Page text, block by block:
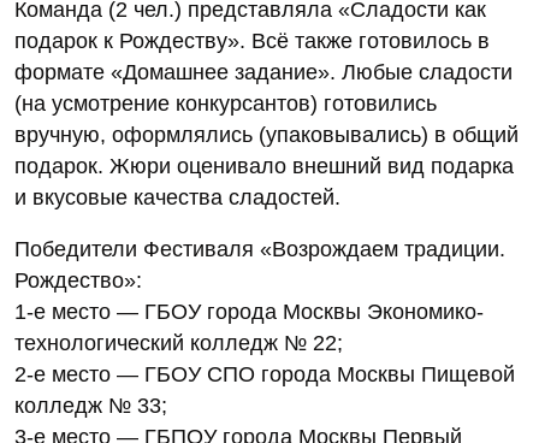
Команда (2 чел.) представляла «Сладости как
подарок к Рождеству». Всё также готовилось в
формате «Домашнее задание». Любые сладости
(на усмотрение конкурсантов) готовились
вручную, оформлялись (упаковывались) в общий
подарок. Жюри оценивало внешний вид подарка
и вкусовые качества сладостей.
Победители Фестиваля «Возрождаем традиции.
Рождество»:
1-е место — ГБОУ города Москвы Экономико-
технологический колледж № 22;
2-е место — ГБОУ СПО города Москвы Пищевой
колледж № 33;
3-е место — ГБПОУ города Москвы Первый